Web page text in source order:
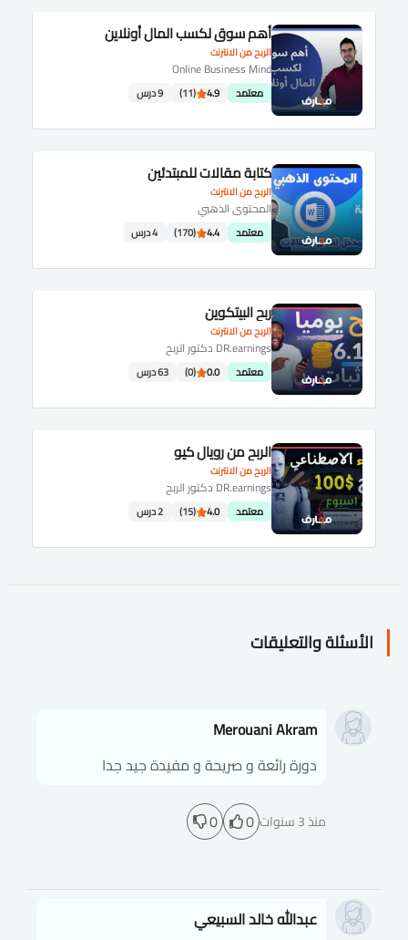
الربح من الانترنت
أهم سوق لكسب المال أونلاين
Online Business Mind
معتمد 4.9
(11) 9 درس
الربح من الانترنت
كتابة مقالات للمبتدئين
المحتوى الذهبي
معتمد 4.4
(170) 4 درس
الربح من الانترنت
ربح البيتكوين
DR.earnings دكتور الربح
معتمد 0.0
(0) 63 درس
الربح من الانترنت
الربح من رويال كيو
DR.earnings دكتور الربح
معتمد 4.0
(15) 2 درس
الأسئلة والتعليقات
Merouani Akram
دورة رائعة و صريحة و مفيدة جيد جدا
منذ 3 سنوات 0
0
عبدالله خالد السبيعي